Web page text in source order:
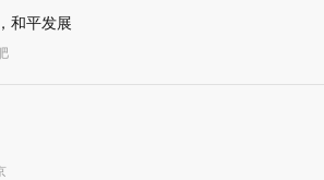
和平发展